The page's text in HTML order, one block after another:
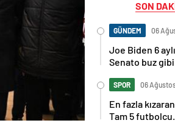
SON
GÜNDEM 06
Joe Biden 6
Senato buz
SPOR 06
En fazla
Tam 5